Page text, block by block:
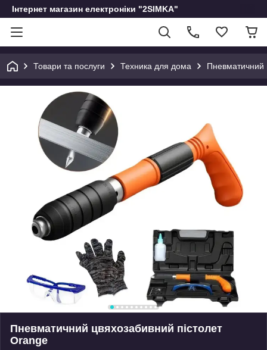
Інтернет магазин електроніки "2SIMKA"
Товари та послуги Техника для дома Пневматичний
Пневматичний цвяхозабивний пістолет
Orange